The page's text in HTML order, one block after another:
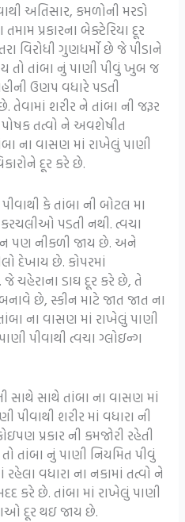
અતિસાર, કમળોની મરડો
પ્રકારના બેક્ટેરિયા દૂર
વિરોધી ગુણધર્મો છે જે પીડાને
તો તાંબા નું પાણી પીવું ખુબ જ
ઉણપ વધારે પડતી
તેવામાં શરીર ને તાંબા ની જરૂર
તત્વો ને અવશેષીત
ના વાસણ માં રાખેલું પાણી
દૂર કરે છે.
કે તાંબા ની બોટલ મા
કરચલીઓ પડતી નથી. ત્વચા
પણ નીકળી જાય છે. અને
દેખાય છે. કોપરમાં
ડાઘ દૂર કરે છે, તે
છે, સ્કીન માટે જાત જાત ના
ના વાસણ માં રાખેલું પાણી
પીવાથી ત્વચા ગ્લોઇન્ગ
સાથે સાથે તાંબા ના વાસણ માં
શરીર માં વધારા ની
પ્રકાર ની કમજોરી રહેતી
તાંબા નું પાણી નિયમિત પીવું
વધારા ના નકામાં તત્વો ને
કરે છે. તાંબા માં રાખેલું પાણી
દૂર થઇ જાય છે.